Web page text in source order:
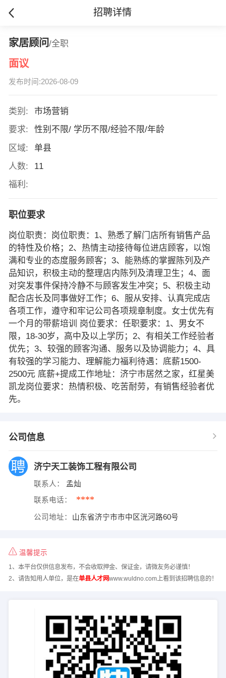
招聘详情
家居顾问/全职
面议
发布时间:2026-08-09
类别:
市场营销
要求:
性别不限/ 学历不限/经验不限/年龄
区域:
单县
人数:
11
福利:
职位要求
岗位职责：岗位职责：1、熟悉了解门店所有销售产品
的特性及价格；2、热情主动接待每位进店顾客，以饱
满和专业的态度服务顾客；3、能熟练的掌握陈列及产
品知识，积极主动的整理店内陈列及清理卫生；4、面
对突发事件保持冷静不与顾客发生冲突；5、积极主动
配合店长及同事做好工作；6、服从安排、认真完成店
各项工作，遵守和牢记公司各项规章制度。女士优先有
一个月的带薪培训 岗位要求：任职要求：1、男女不
限，18-30岁，高中及以上学历；2、有相关工作经验者
优先；3、较强的顾客沟通、服务以及协调能力；4、具
有较强的学习能力、理解能力福利待遇：底薪1500-
2500元 底薪+提成工作地址：济宁市居然之家，红星美
凯龙岗位要求：热情积极、吃苦耐劳，有销售经验者优
先。
公司信息
济宁天工装饰工程有限公司
联系人： 孟灿
联系电话： ****
公司地址： 山东省济宁市市中区洸河路60号
温馨提示
1、本平台仅供信息发布，不会收取押金、保证金，请微友务必谨慎！
2、请告知用人单位，是在单县人才网www.wuldno.com上看到该招聘信息的！